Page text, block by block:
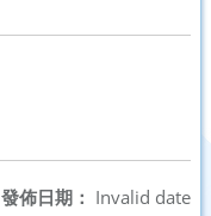
發佈日期： Invalid date